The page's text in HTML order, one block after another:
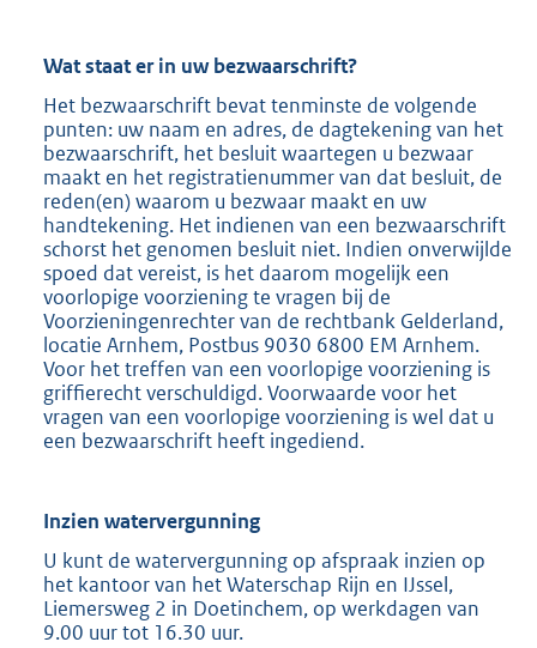
Wat staat er in uw bezwaarschrift?
Het bezwaarschrift bevat tenminste de volgende
punten: uw naam en adres, de dagtekening van het
bezwaarschrift, het besluit waartegen u bezwaar
maakt en het registratienummer van dat besluit, de
reden(en) waarom u bezwaar maakt en uw
handtekening. Het indienen van een bezwaarschrift
schorst het genomen besluit niet. Indien onverwijlde
spoed dat vereist, is het daarom mogelijk een
voorlopige voorziening te vragen bij de
Voorzieningenrechter van de rechtbank Gelderland,
locatie Arnhem, Postbus 9030 6800 EM Arnhem.
Voor het treffen van een voorlopige voorziening is
griffierecht verschuldigd. Voorwaarde voor het
vragen van een voorlopige voorziening is wel dat u
een bezwaarschrift heeft ingediend.
Inzien watervergunning
U kunt de watervergunning op afspraak inzien op
het kantoor van het Waterschap Rijn en IJssel,
Liemersweg 2 in Doetinchem, op werkdagen van
9.00 uur tot 16.30 uur.